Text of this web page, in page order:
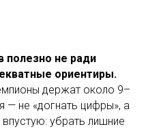
полезно не ради
ориентиры.
держат около 9–
— не «догнать цифры», а
впустую: убрать лишние